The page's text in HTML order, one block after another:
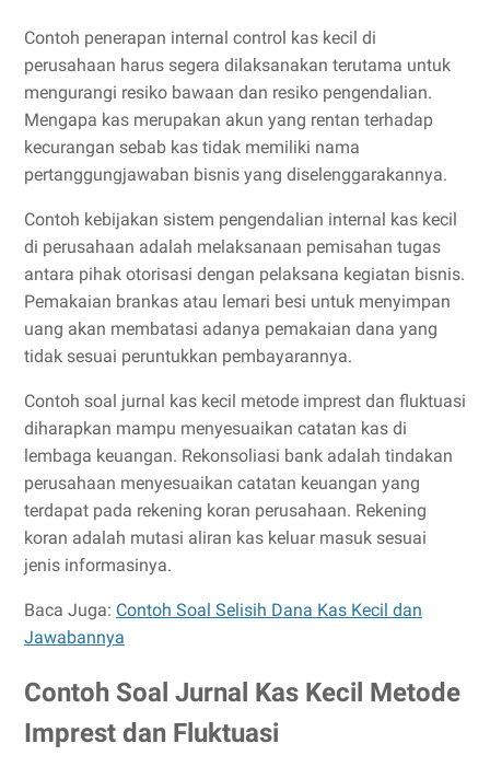
Contoh penerapan internal control kas kecil di
perusahaan harus segera dilaksanakan terutama untuk
mengurangi resiko bawaan dan resiko pengendalian.
Mengapa kas merupakan akun yang rentan terhadap
kecurangan sebab kas tidak memiliki nama
pertanggungjawaban bisnis yang diselenggarakannya.
Contoh kebijakan sistem pengendalian internal kas kecil
di perusahaan adalah melaksanaan pemisahan tugas
antara pihak otorisasi dengan pelaksana kegiatan bisnis.
Pemakaian brankas atau lemari besi untuk menyimpan
uang akan membatasi adanya pemakaian dana yang
tidak sesuai peruntukkan pembayarannya.
Contoh soal jurnal kas kecil metode imprest dan fluktuasi
diharapkan mampu menyesuaikan catatan kas di
lembaga keuangan. Rekonsoliasi bank adalah tindakan
perusahaan menyesuaikan catatan keuangan yang
terdapat pada rekening koran perusahaan. Rekening
koran adalah mutasi aliran kas keluar masuk sesuai
jenis informasinya.
Baca Juga: Contoh Soal Selisih Dana Kas Kecil dan
Jawabannya
Contoh Soal Jurnal Kas Kecil Metode
Imprest dan Fluktuasi